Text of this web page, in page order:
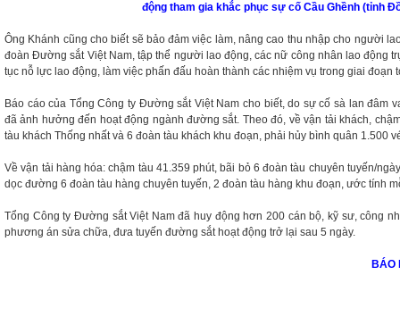
động tham gia khắc phục sự cố Cầu Ghềnh (tỉnh
Ông Khánh cũng cho biết sẽ bảo đảm việc làm, nâng cao thu nhập cho người
đoàn Đường sắt Việt Nam, tập thể người lao động, các nữ công nhân lao động
tục nỗ lực lao động, làm việc phấn đấu hoàn thành các nhiệm vụ trong giai đoạn
Báo cáo của Tổng Công ty Đường sắt Việt Nam cho biết, do sự cố sà lan đâm
đã ảnh hưởng đến hoạt động ngành đường sắt. Theo đó, về vận tải khách,
tàu khách Thống nhất và 6 đoàn tàu khách khu đoạn, phải hủy bình quân 1.500
Về vận tải hàng hóa: chậm tàu 41.359 phút, bãi bỏ 6 đoàn tàu chuyên tuyến/
dọc đường 6 đoàn tàu hàng chuyên tuyến, 2 đoàn tàu hàng khu đoạn, ước tính
Tổng Công ty Đường sắt Việt Nam đã huy động hơn 200 cán bộ, kỹ sư, công
phương án sửa chữa, đưa tuyến đường sắt hoạt động trở lại sau 5 ngày.
BÁO LAO